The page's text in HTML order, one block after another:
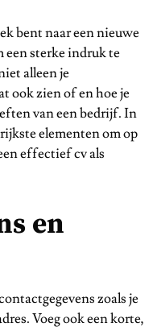
bent naar een nieuwe
een sterke indruk te
alleen je
ook zien of en hoe je
van een bedrijf. In
elementen om op
effectief cv als
en
zoals je
Voeg ook een korte,